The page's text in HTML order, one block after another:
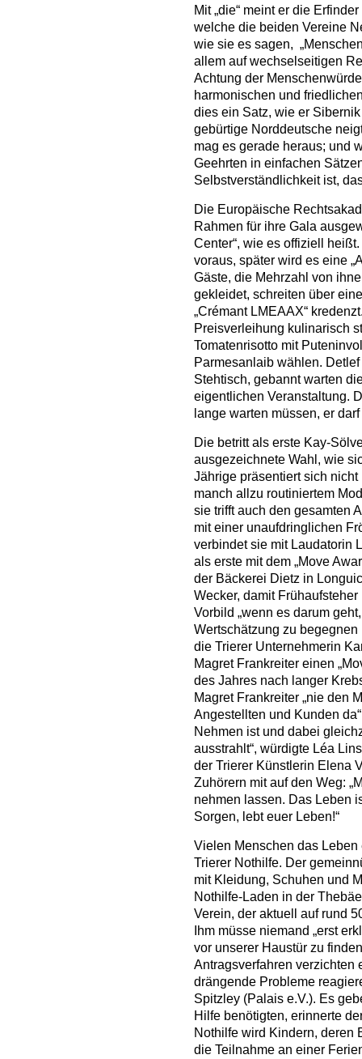
Mit „die“ meint er die
welche die beiden Vereine
wie sie es sagen,
allem auf wechselseitigen
Achtung der
harmonischen und
dies ein Satz, wie er
gebürtige Norddeutsche
mag es gerade heraus; und
Geehrten in einfachen
Selbstverständlichkeit ist,
Die Europäische
Rahmen für ihre Gala
Center“, wie es offiziell
voraus, später wird es eine
Gäste, die Mehrzahl von
gekleidet, schreiten über
„Crémant LMEAAX“
Preisverleihung kulinarisch
Tomatenrisotto mit
Parmesanlaib wählen.
Stehtisch, gebannt warten
eigentlichen Veranstaltung.
lange warten müssen, er
Die betritt als erste Kay-
ausgezeichnete Wahl, wie
Jährige präsentiert sich
manch allzu routiniertem
sie trifft auch den gesamten
mit einer unaufdringlichen
verbindet sie mit Laudatorin
als erste mit dem „Move
der Bäckerei Dietz in
Wecker, damit
Vorbild „wenn es darum
Wertschätzung zu
die Trierer Unternehmerin
Magret Frankreiter einen
des Jahres nach langer
Magret Frankreiter „nie den
Angestellten und Kunden
Nehmen ist und dabei
ausstrahlt“, würdigte Léa
der Trierer Künstlerin Elena
Zuhörern mit auf den Weg:
nehmen lassen. Das Leben
Sorgen, lebt euer Leben!“
Vielen Menschen das
Trierer Nothilfe. Der
mit Kleidung, Schuhen und
Nothilfe-Laden in der
Verein, der aktuell auf rund
Ihm müsse niemand „erst
vor unserer Haustür zu
Antragsverfahren verzichten
drängende Probleme
Spitzley (Palais e.V.). Es
Hilfe benötigten, erinnerte
Nothilfe wird Kindern, deren
die Teilnahme an einer